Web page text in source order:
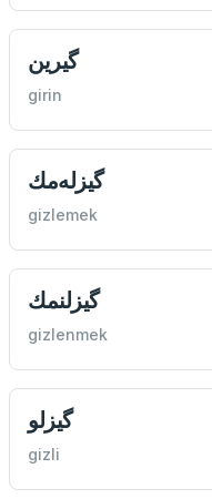
گیرين
girin
گيزله‌مك
gizlemek
گیزلنمك
gizlenmek
گیزلو
gizli